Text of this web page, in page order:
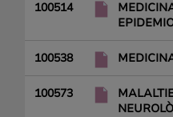
100514
100538
100573